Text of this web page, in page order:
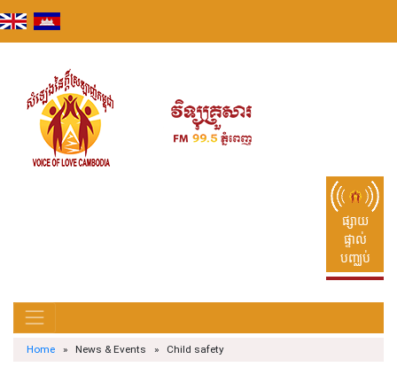
to
content
ផ្សាយ
ផ្ទាល់
បញ្ឈប់
Home » News & Events » Child safety